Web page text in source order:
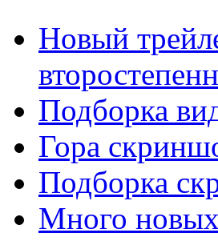
Новый
Подборка
Гора
Подборка
Много